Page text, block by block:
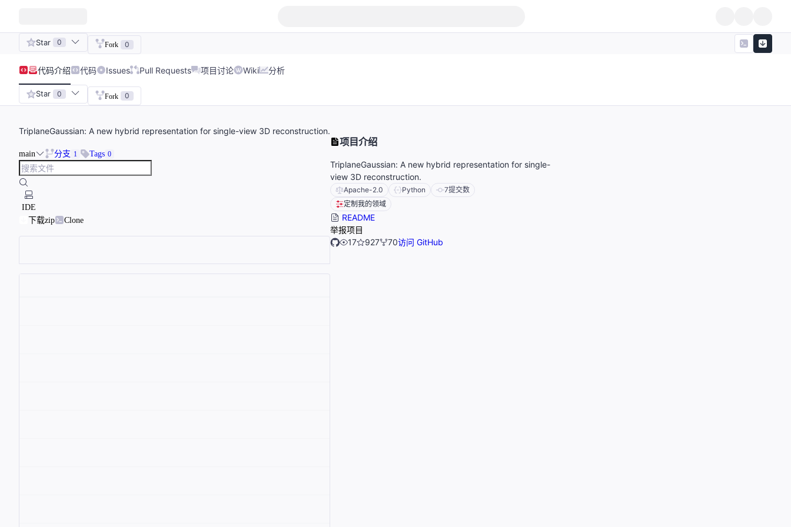
Star 0 Fork 0
代码介绍 代码 Issues Pull Requests 项目讨论 Wiki 分析
Star 0 Fork 0
TriplaneGaussian: A new hybrid representation for single-view 3D reconstruction.
main 分支 1 Tags 0
IDE
下载zip
Clone
项目介绍
TriplaneGaussian: A new hybrid representation for single-
view 3D reconstruction.
Apache-2.0 Python 7提交数
定制我的领域
README
举报项目
17
927 70访问 GitHub